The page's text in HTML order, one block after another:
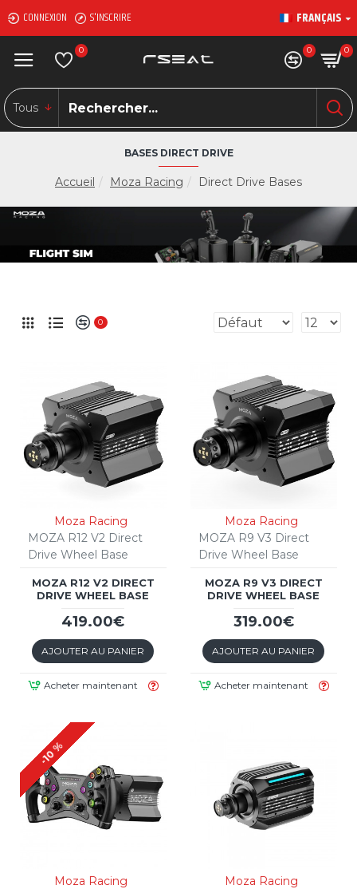
CONNEXION S'INSCRIRE FRANÇAIS
0 0 0
Tous
Accueil Moza Racing Direct Drive Bases
BASES DIRECT DRIVE
0
Moza Racing
MOZA R12 V2 Direct
Drive Wheel Base
MOZA R12 V2 DIRECT
DRIVE WHEEL BASE
419.00€
AJOUTER AU PANIER
Acheter maintenant
Moza Racing
MOZA R9 V3 Direct
Drive Wheel Base
MOZA R9 V3 DIRECT
DRIVE WHEEL BASE
319.00€
AJOUTER AU PANIER
Acheter maintenant
-10 %
Moza Racing
Moza Racing